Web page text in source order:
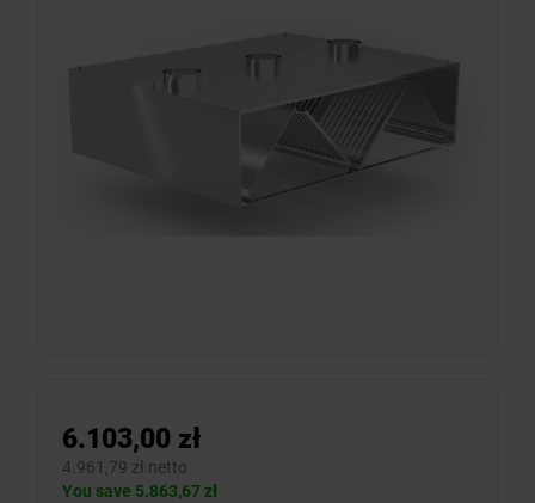
6.103,00 zł
4.961,79 zł netto
You save 5.863,67 zł